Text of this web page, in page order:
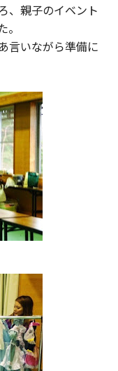
、親子のイベント
言いながら準備に